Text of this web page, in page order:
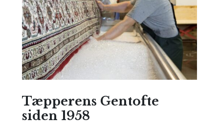
Tæpperens Gentofte
siden 1958